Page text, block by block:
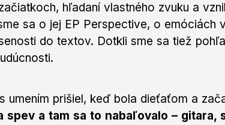
hľadaní vlastného zvuku a
sa o jej EP Perspective, o emóciách
do textov. Dotkli sme sa tiež
umením prišiel, keď bola dieťaťom a
spev a tam sa to nabaľovalo – gitara,